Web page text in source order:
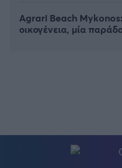
Agrari Beach Mykonos:
οικογένεια, μία